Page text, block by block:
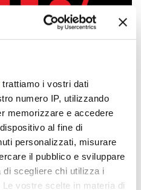
trattiamo i vostri dati
numero IP, utilizzando
memorizzare e accedere
al fine di
personalizzati, misurare
il pubblico e sviluppare
scegliere chi utilizza i
vostre scelte in materia di
of it now!